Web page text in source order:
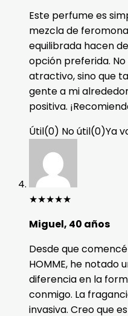
Este perfume es
mezcla de
equilibrada hacen de
opción preferida.
atractivo, sino que
gente a mi
positiva.
Útil(0) No útil(0)Ya
★★★★★
Miguel, 40 años
Desde que comencé
HOMME, he notado
diferencia en la
conmigo. La
invasiva. Creo que